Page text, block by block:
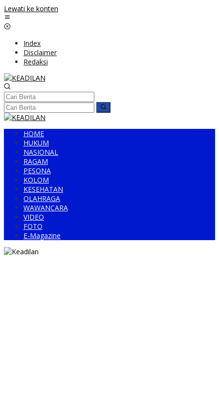
Lewati ke konten
Index
Disclaimer
Redaksi
HOME
HUKUM
NASIONAL
RAGAM
PESONA
KOLOM
KESEHATAN
OLAHRAGA
WAWANCARA
VIDEO
FOTO
E-Magazine